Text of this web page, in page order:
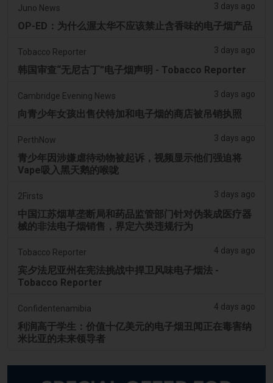
Juno News 3 days ago
OP-ED：为什么渥太华不应该禁止含香味的电子烟产品
Tobacco Reporter 3 days ago
韩国审查“无尼古丁”电子烟声明 - Tobacco Reporter
Cambridge Evening News 3 days ago
向青少年女孩出售伏特加和电子烟的商店被吊销执照
PerthNow 3 days ago
青少年因涉嫌虐待动物被起诉，视频显示他们强迫将
Vape吸入黑天鹅的喉咙
2Firsts 3 days ago
中国江苏烟草垄断局和药品监管部门针对伪装成医疗器
械的非法电子烟销售，界定六类违规行为
Tobacco Reporter 4 days ago
宾夕法尼亚州在宪法挑战中捍卫风味电子烟法 -
Tobacco Reporter
Confidentenamibia 4 days ago
利润高于学生：价值十亿美元的电子烟丑闻正在毒害纳
米比亚的未来领导者